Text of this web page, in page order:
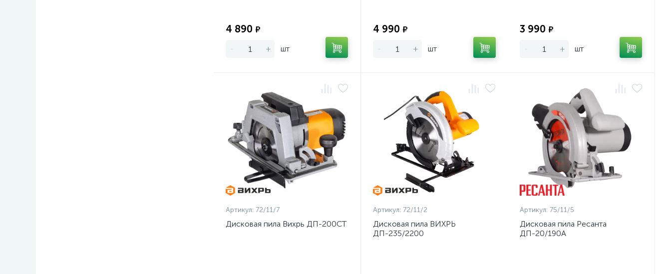
4 890 ₽
- + шт
4 990 ₽
- + шт
3 990 ₽
- + шт
Артикул: 72/11/7
Дисковая пила Вихрь ДП-200СТ
Артикул: 72/11/2
Дисковая пила ВИХРЬ
ДП-235/2200
Артикул: 75/11/5
Дисковая пила Ресанта
ДП-20/190А